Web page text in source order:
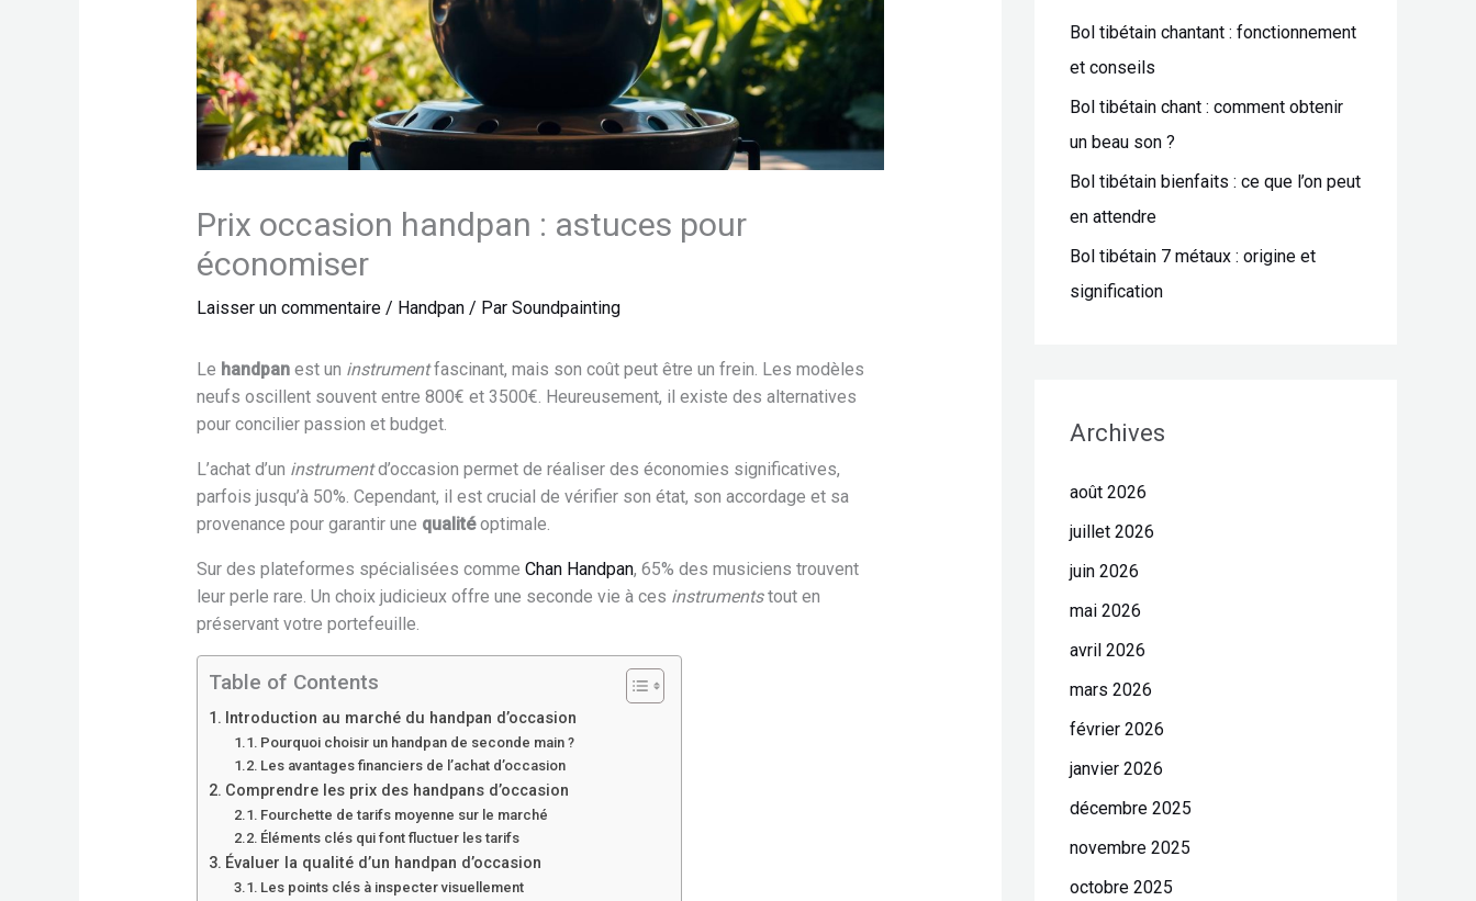
Prix occasion handpan : astuces pour
économiser
Laisser un commentaire / Handpan/ Par Soundpainting
Le handpanest un instrumentfascinant, mais son coût peut être un frein. Les modèles
neufs oscillent souvent entre 800€ et 3500€. Heureusement, il existe des alternatives
pour concilier passion et budget.
L’achat d’un instrumentd’occasion permet de réaliser des économies significatives,
parfois jusqu’à 50%. Cependant, il est crucial de vérifier son état, son accordage et sa
provenance pour garantir une qualitéoptimale.
Sur des plateformes spécialisées comme Chan Handpan, 65% des musiciens trouvent
leur perle rare. Un choix judicieux offre une seconde vie à ces instrumentstout en
préservant votre portefeuille.
Table of Contents
Introduction au marché du handpan d’occasion
Pourquoi choisir un handpan de seconde main ?
Les avantages financiers de l’achat d’occasion
Comprendre les prix des handpans d’occasion
Fourchette de tarifs moyenne sur le marché
Éléments clés qui font fluctuer les tarifs
Évaluer la qualité d’un handpan d’occasion
Les points clés à inspecter visuellement
e
r
:
Bol tibétain chantant : fonctionnement
et conseils
Bol tibétain chant : comment obtenir
un beau son ?
Bol tibétain bienfaits : ce que l’on peut
en attendre
Bol tibétain 7 métaux : origine et
signification
Archives
août 2026
juillet 2026
juin 2026
mai 2026
avril 2026
mars 2026
février 2026
janvier 2026
décembre 2025
novembre 2025
octobre 2025